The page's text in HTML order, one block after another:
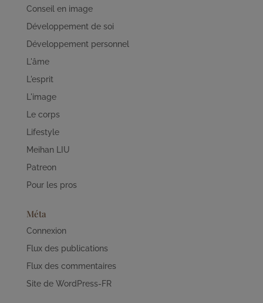
Conseil en image
Développement de soi
Développement personnel
L'âme
L'esprit
L'image
Le corps
Lifestyle
Meihan LIU
Patreon
Pour les pros
Méta
Connexion
Flux des publications
Flux des commentaires
Site de WordPress-FR